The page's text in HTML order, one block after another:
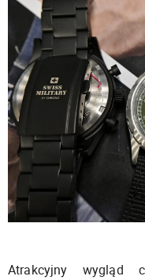
Atrakcyjny wygląd